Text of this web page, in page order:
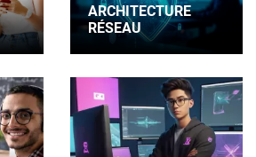
ARCHITECTURE
RÉSEAU